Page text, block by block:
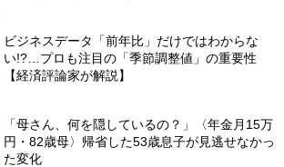
ビジネスデータ「前年比」だけではわからな
い!?…プロも注目の「季節調整値」の重要性
【経済評論家が解説】
「母さん、何を隠しているの？」〈年金月15万
円・82歳母〉帰省した53歳息子が見逃せなかっ
た変化